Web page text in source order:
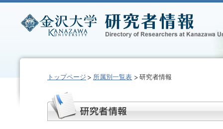
トップページ 所属別一覧表 研究者情報